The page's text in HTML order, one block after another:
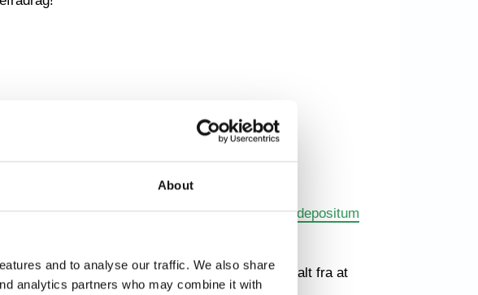
About
and to analyse our traffic. We also share
analytics partners who may combine it with
en mulighed for at sikre, at du får hele dindepositum
den er klar til den næste lejer. Dette kan være alt fra at